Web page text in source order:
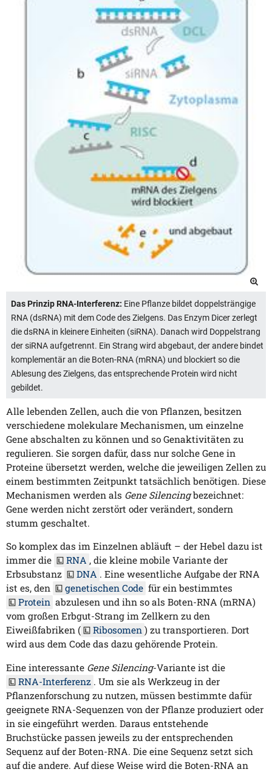
Das Prinzip RNA-Interferenz: Eine Pflanze bildet doppelsträngige
RNA (dsRNA) mit dem Code des Zielgens. Das Enzym Dicer zerlegt
die dsRNA in kleinere Einheiten (siRNA). Danach wird Doppelstrang
der siRNA aufgetrennt. Ein Strang wird abgebaut, der andere bindet
komplementär an die Boten-RNA (mRNA) und blockiert so die
Ablesung des Zielgens, das entsprechende Protein wird nicht
gebildet.
Alle lebenden Zellen, auch die von Pflanzen, besitzen
verschiedene molekulare Mechanismen, um einzelne
Gene abschalten zu können und so Genaktivitäten zu
regulieren. Sie sorgen dafür, dass nur solche Gene in
Proteine übersetzt werden, welche die jeweiligen Zellen zu
einem bestimmten Zeitpunkt tatsächlich benötigen. Diese
Mechanismen werden als Gene Silencingbezeichnet:
Gene werden nicht zerstört oder verändert, sondern
stumm geschaltet.
So komplex das im Einzelnen abläuft – der Hebel dazu ist
immer die
RNA , die kleine mobile Variante der
Erbsubstanz
DNA . Eine wesentliche Aufgabe der RNA
ist es, den
genetischen Code für ein bestimmtes
Protein abzulesen und ihn so als Boten-RNA (mRNA)
vom großen Erbgut-Strang im Zellkern zu den
Eiweißfabriken (
Ribosomen ) zu transportieren. Dort
wird aus dem Code das dazu gehörende Protein.
Eine interessante Gene Silencing-Variante ist die
RNA-Interferenz . Um sie als Werkzeug in der
Pflanzenforschung zu nutzen, müssen bestimmte dafür
geeignete RNA-Sequenzen von der Pflanze produziert oder
in sie eingeführt werden. Daraus entstehende
Bruchstücke passen jeweils zu der entsprechenden
Sequenz auf der Boten-RNA. Die eine Sequenz setzt sich
auf die andere. Auf diese Weise wird die Boten-RNA an